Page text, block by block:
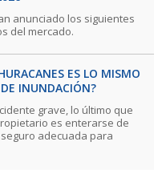
anunciado los siguientes
del mercado.
ES LO MISMO
INUNDACIÓN?
grave, lo último que
es enterarse de
adecuada para